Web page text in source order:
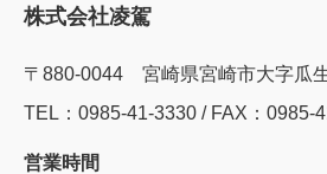
株式会社凌駕
〒880-0044 宮崎県宮崎市大字瓜
TEL：0985‐41‐3330 / FAX：0985-
営業時間